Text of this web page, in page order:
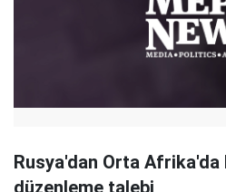
Rusya'dan Orta Afrika'da
düzenleme talebi